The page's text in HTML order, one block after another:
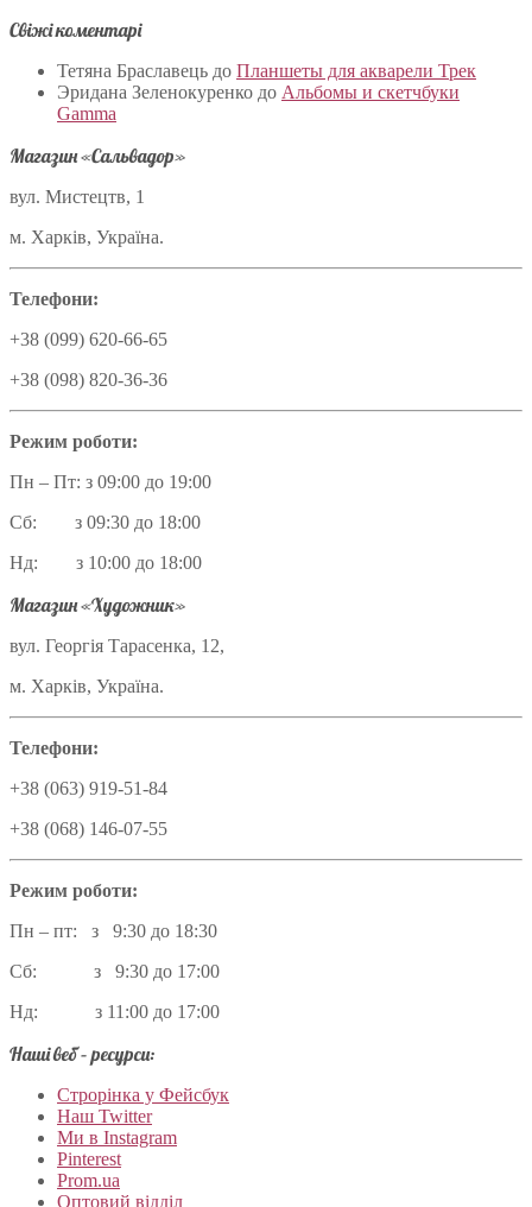
Свіжі коментарі
Тетяна Браславець до Планшеты для акварели Трек
Эридана Зеленокуренко до Альбомы и скетчбуки
Gamma
Магазин «Сальвадор»
вул. Мистецтв, 1
м. Харків, Україна.
Телефони:
+38 (099) 620-66-65
+38 (098) 820-36-36
Режим роботи:
Пн – Пт: з 09:00 до 19:00
Сб: з 09:30 до 18:00
Нд: з 10:00 до 18:00
Магазин «Художник»
вул. Георгія Тарасенка, 12,
м. Харків, Україна.
Телефони:
+38 (063) 919-51-84
+38 (068) 146-07-55
Режим роботи:
Пн – пт: з 9:30 до 18:30
Сб: з 9:30 до 17:00
Нд: з 11:00 до 17:00
Наші веб – ресурси:
Строрінка у Фейсбук
Наш Twitter
Ми в Instagram
Pinterest
Prom.ua
Оптовий відділ